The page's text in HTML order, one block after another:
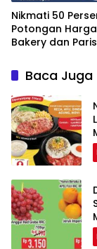
Nikmati 50
Potongan
Bakery dan
Baca Juga